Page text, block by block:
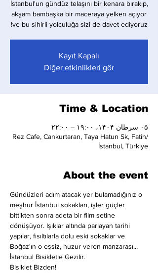
İstanbul'un gündüz telaşını bir kenara bırakıp,
akşam bambaşka bir maceraya yelken açıyor
ve bu sihirli yolculuğa sizi de davet ediyoruz!
Kayıt Kapalı
Diğer etkinlikleri gör
Time & Location
۰۵ سرطان ۱۴۰۴، ۱۹:۰۰ – ۲۲:۰۰
Rez Cafe, Cankurtaran, Taya Hatun Sk, Fatih/
İstanbul, Türkiye
About the event
Gündüzleri adım atacak yer bulamadığınız o
meşhur İstanbul sokakları, işler güçler
bittikten sonra adeta bir film setine
dönüşüyor. Işıklar altında parlayan tarihi
yapılar, fısıltılarla dolu eski sokaklar ve
Boğaz'ın o eşsiz, huzur veren manzarası...
İstanbul Bisikletle Gezilir.
Bisiklet Bizden!